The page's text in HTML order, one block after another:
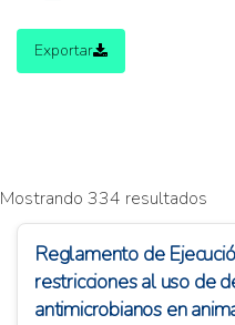
Exportar
Mostrando 334 resultados
Reglamento de
restricciones al uso de
antimicrobianos en